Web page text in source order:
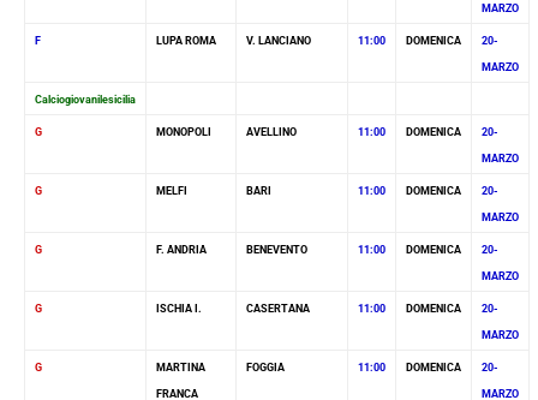
MARZO
F LUPA ROMA V. LANCIANO 11:00 DOMENICA 20-
MARZO
Calciogiovanilesicilia
G MONOPOLI AVELLINO 11:00 DOMENICA 20-
MARZO
G MELFI BARI 11:00 DOMENICA 20-
MARZO
G F. ANDRIA BENEVENTO 11:00 DOMENICA 20-
MARZO
G ISCHIA I. CASERTANA 11:00 DOMENICA 20-
MARZO
G MARTINA
FRANCA
FOGGIA 11:00 DOMENICA 20-
MARZO